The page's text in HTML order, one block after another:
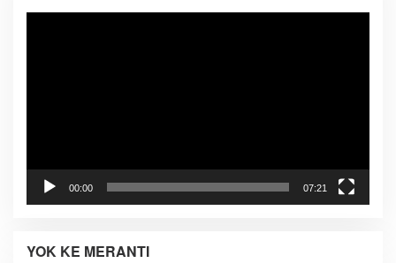
Pemutar
00:00 07:21
YOK KE MERANTI